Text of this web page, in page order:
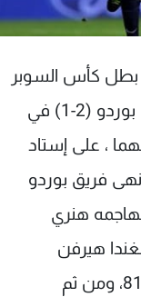
بطل كأس السوبر
الفرنسي لكرة القدم، بتغلبه على فريق بوردو (2-1) في
، على إستاد
فريق بوردو
هنري
وأدرك أونغندا هيرفن
التعادل لسان جيرمان في الدقيقة الـ 81، ومن ثم